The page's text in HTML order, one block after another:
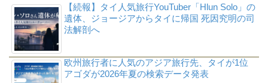
【続報】タイ人気旅行YouTuber「Hlun Solo」の
遺体、ジョージアからタイに帰国 死因究明の司
法解剖へ
欧州旅行者に人気のアジア旅行先、タイが1位
アゴダが2026年夏の検索データ発表